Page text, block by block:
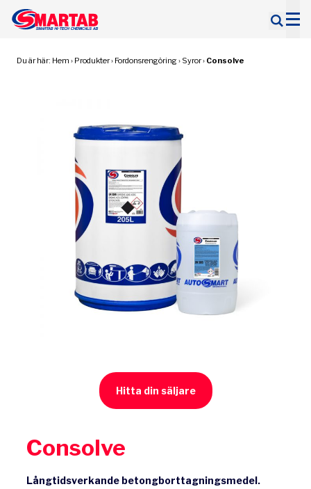
Sök
Du är här: Hem › Produkter› Fordonsrengöring› Syror› Consolve
Hitta din säljare
Consolve
Långtidsverkande betongborttagningsmedel.